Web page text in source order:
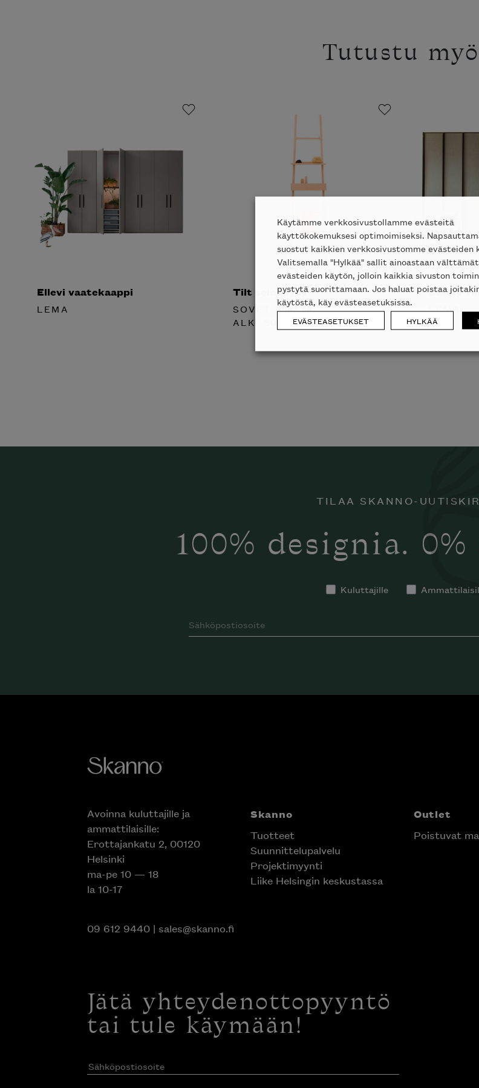
Tutustu
Ellevi vaatekaappi
LEMA
Tilt seinähylly
SOVET ITALIA
ALK.
Dandy
LEMA
TILAA SKANNO-
100% designia.
Kuluttajille
Avoinna kuluttajille ja
ammattilaisille:
Erottajankatu 2, 00120
Helsinki
ma-pe 10 — 18
la 10-17
09 612 9440| sales@skanno.fi
Skanno
Tuotteet
Suunnittelupalvelu
Projektimyynti
Liike Helsingin keskustassa
Outlet
Poistuvat
Jätä yhteydenottopyyntö
tai tule käymään!
Sähköpostiosoite(Pakollinen)
Käytämme verkkosivustollamme evästeitä
käyttökokemuksesi optimoimiseksi.
suostut kaikkien verkkosivustomme evästeiden
Valitsemalla "Hylkää" sallit ainoastaan
evästeiden käytön, jolloin kaikkia sivuston
pystytä suorittamaan. Jos haluat poistaa
käytöstä, käy evästeasetuksissa.
EVÄSTEASETUKSET HYLKÄÄ